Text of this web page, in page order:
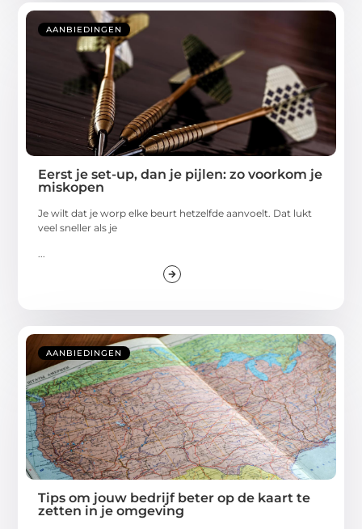
AANBIEDINGEN
Eerst je set-up, dan je pijlen: zo voorkom je
miskopen
Je wilt dat je worp elke beurt hetzelfde aanvoelt. Dat lukt
veel sneller als je
...
AANBIEDINGEN
Tips om jouw bedrijf beter op de kaart te
zetten in je omgeving